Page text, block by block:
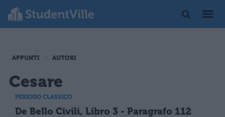
APPUNTI AUTORI
Cesare
PERIODO CLASSICO
De Bello Civili, Libro 3 - Paragrafo 112